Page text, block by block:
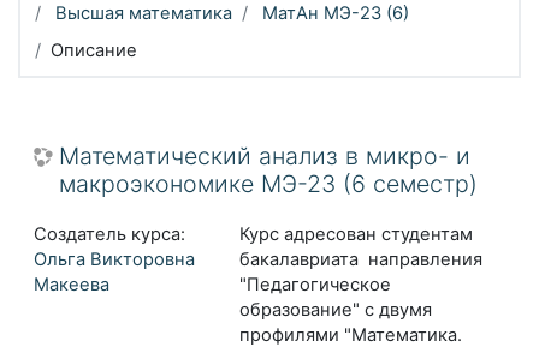
Высшая математика
МатАн МЭ-23 (6)
Описание
Математический анализ в микро- и
макроэкономике МЭ-23 (6 семестр)
Курс адресован студентам
бакалавриата направления
"Педагогическое
образование" с двумя
профилями "Математика.
Создатель курса:
Ольга Викторовна
Макеева